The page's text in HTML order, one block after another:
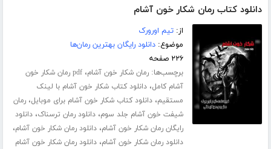
دانلود کتاب رمان شکار خون آشام
از:تیم اورورک
موضوع:دانلود رایگان بهترین رمان‌ها
۲۲۶ صفحه
برچسب‌ها:رمان شکار خون آشام،
pdf رمان شکار خون
آشام کامل،دانلود کتاب شکار خون آشام با لینک
مستقیم،دانلود کتاب شکار خون آشام برای موبایل،رمان
شیفت خون آشام جلد سوم،دانلود رمان ترسناک،دانلود
رایگان رمان شکار خون آشام،دانلود رمان شکار خون آشام،
دانلود رمان شکار خون آشام،دانلود رمان شکار خون آشام